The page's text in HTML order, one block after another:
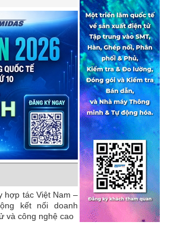
hợp tác Việt Nam –
kết nối doanh
và công nghệ cao